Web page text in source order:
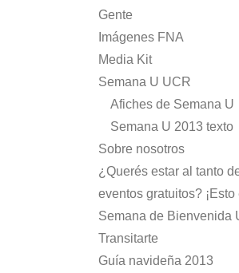
Gente
Imágenes FNA
Media Kit
Semana U UCR
Afiches de Semana U
Semana U 2013 texto
Sobre nosotros
¿Querés estar al tanto
eventos gratuitos? ¡Esto
Semana de Bienvenida
Transitarte
Guía navideña 2013